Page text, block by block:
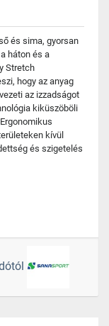
és sima, gyorsan
háton és a
Stretch
hogy az anyag
az izzadságot
kiküszöböli
kívül
és szigetelés